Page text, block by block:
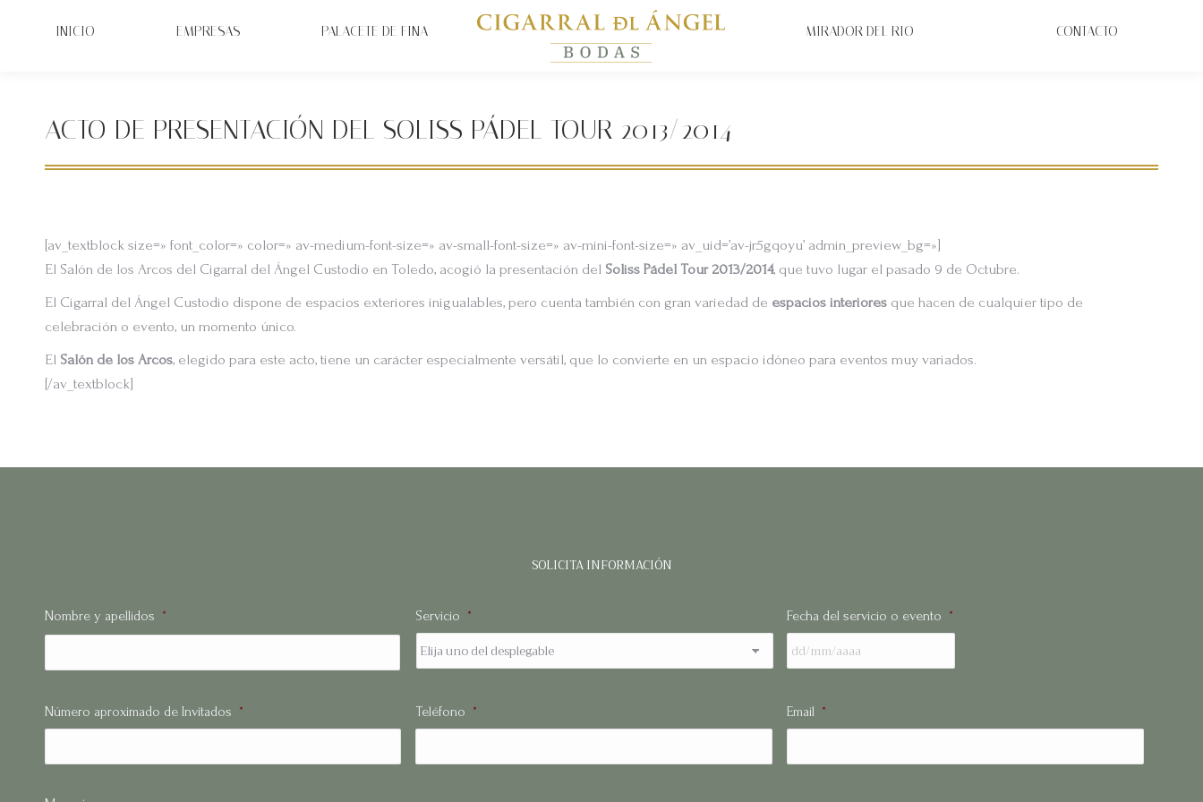
INICIO EMPRESAS PALACETE DE FINA MIRADOR DEL RIO CONTACTO
ACTO DE PRESENTACIÓN DEL SOLISS PÁDEL TOUR 2013/2014
[av_textblock size=» font_color=» color=» av-medium-font-size=» av-small-font-size=» av-mini-font-size=» av_uid=’av-jr5gqoyu’ admin_preview_bg=»]
El Salón de los Arcos del Cigarral del Ángel Custodio en Toledo, acogió la presentación del Soliss Pádel Tour 2013/2014, que tuvo lugar el pasado 9 de Octubre.
El Cigarral del Ángel Custodio dispone de espacios exteriores inigualables, pero cuenta también con gran variedad de espacios interiores que hacen de cualquier tipo de
celebración o evento, un momento único.
El Salón de los Arcos, elegido para este acto, tiene un carácter especialmente versátil, que lo convierte en un espacio idóneo para eventos muy variados.
[/av_textblock]
SOLICITA INFORMACIÓN
Nombre y apellidos *
Nombre
Servicio * Fecha del servicio o evento *
Número aproximado de Invitados * Teléfono * Email *